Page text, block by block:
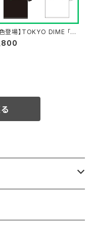
色登場】TOKYO DIME 「セ
リーロゴ」Tシャツ